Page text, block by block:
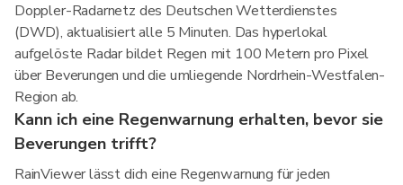
Doppler-Radarnetz des Deutschen Wetterdienstes
(DWD), aktualisiert alle 5 Minuten. Das hyperlokal
aufgelöste Radar bildet Regen mit 100 Metern pro Pixel
über Beverungen und die umliegende Nordrhein-Westfalen-
Region ab.
Kann ich eine Regenwarnung erhalten, bevor sie
Beverungen trifft?
RainViewer lässt dich eine Regenwarnung für jeden